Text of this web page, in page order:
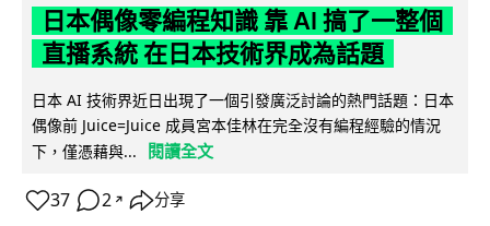
日本偶像零編程知識 靠 AI 搞了一整個
直播系統 在日本技術界成為話題
日本 AI 技術界近日出現了一個引發廣泛討論的熱門話題：日本
偶像前 Juice=Juice 成員宮本佳林在完全沒有編程經驗的情況
下，僅憑藉與...
閱讀全文
37 2 ↗ 分享